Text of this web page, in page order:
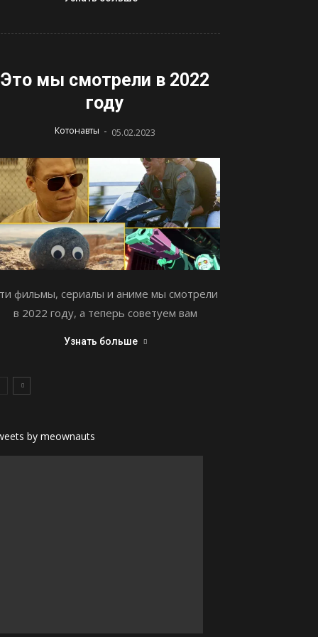
Это мы смотрели в 2022
году
Котонавты - 05.02.2023
фильмы, сериалы и аниме мы смотрели
в 2022 году, а теперь советуем вам
Узнать больше
by meownauts